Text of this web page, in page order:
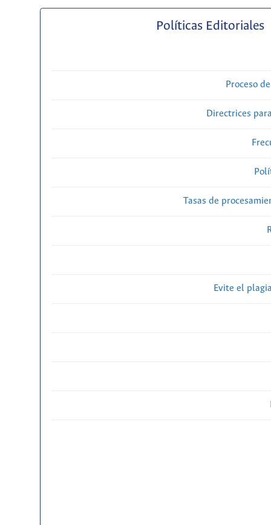
Políticas Editoriales
Proceso
Directrices
Tasas de
Evite el